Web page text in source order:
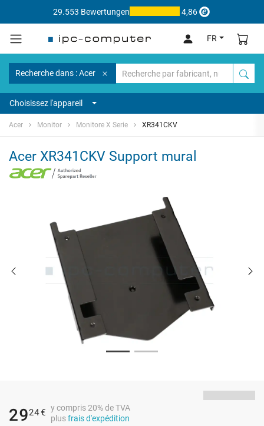
29.553 Bewertungen 4,86
FR
Recherche dans : Acer
Choisissez l'appareil
Acer Monitor Monitore X Serie XR341CKV
Acer XR341CKV Support mural
2924€ y compris 20% de TVA
plusfrais d'expédition